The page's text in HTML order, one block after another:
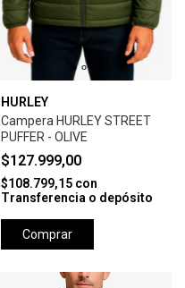
HURLEY
Campera HURLEY STREET
PUFFER - OLIVE
$127.999,00
$108.799,15 con
Transferencia o depósito
Comprar